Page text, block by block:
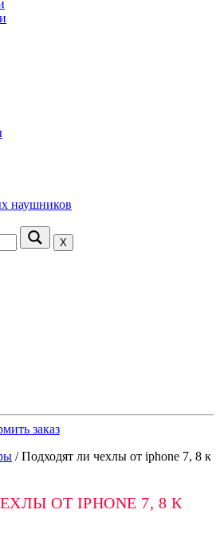
наушников
Х
заказ
/Подходят ли чехлы от iphone 7, 8 к
ОТ IPHONE 7, 8 К